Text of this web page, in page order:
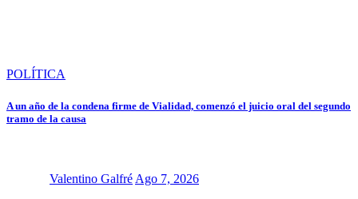
POLÍTICA
A un año de la condena firme de Vialidad, comenzó el juicio oral del segundo
tramo de la causa
Valentino Galfré Ago 7, 2026